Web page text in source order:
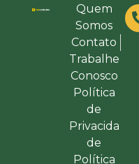
Quem
Somos
Contato
Trabalhe
Conosco
Política
de
Privacida
de
Política